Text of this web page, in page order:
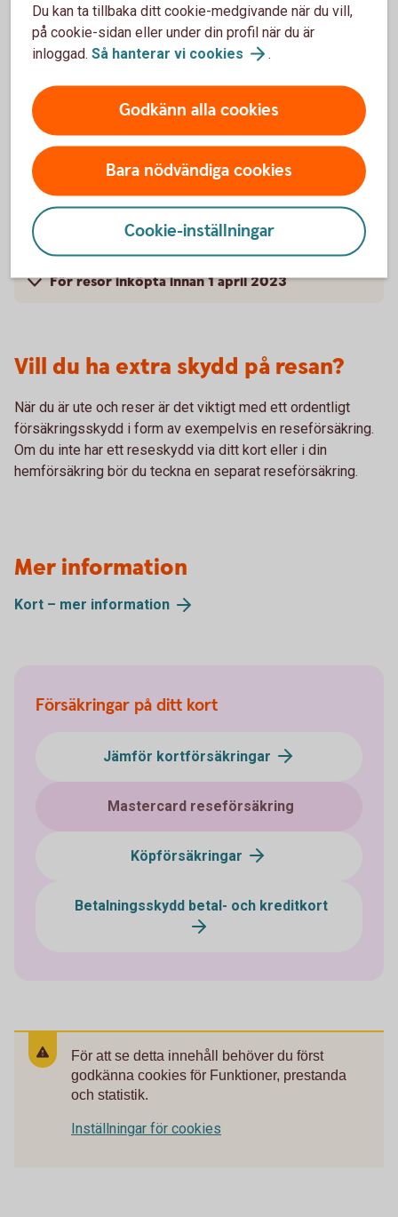
Kompletterande kortförsäkring – Bankkort
För vem gäller försäkringen? – Bankkort
Mastercard
Villkor – Bankkort Mastercard
Skadeanmälan och kontaktvägar
För resor inköpta innan 1 april 2023
Vill du ha extra skydd på resan?
När du är ute och reser är det viktigt med ett ordentligt
försäkringsskydd i form av exempelvis en reseförsäkring.
Om du inte har ett reseskydd via ditt kort eller i din
hemförsäkring bör du teckna en separat reseförsäkring.
Mer information
Kort – mer information
Försäkringar på ditt kort
Jämför kortförsäkringar
Mastercard reseförsäkring
Köpförsäkringar
Betalningsskydd betal- och kreditkort
För att se detta innehåll behöver du först
godkänna cookies för Funktioner, prestanda
och statistik.
Inställningar för cookies
Du kan ta tillbaka ditt cookie-medgivande när du vill,
på cookie-sidan eller under din profil när du är
inloggad. Så hanterar vi cookies .
Godkänn alla cookies
Bara nödvändiga cookies
Cookie-inställningar